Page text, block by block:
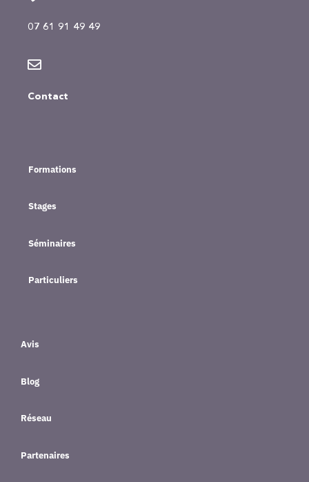
07 61 91 49 49
Contact
Formations
Stages
Séminaires
Particuliers
Avis
Blog
Réseau
Partenaires